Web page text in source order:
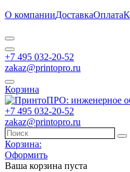
О компанииДоставкаОплата
+7 495 032-20-52
zakaz@printopro.ru
Корзина
+7 495 032-20-52
zakaz@printopro.ru
Корзина:
Оформить
Ваша корзина пуста